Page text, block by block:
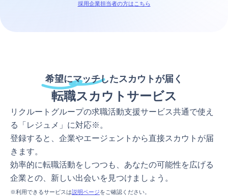
採用企業担当者の方はこちら
希望にマッチしたスカウトが届く
転職スカウトサービス
リクルートグループの求職活動支援サービス共通で使え
る「レジュメ」に対応※。
登録すると、企業やエージェントから直接スカウトが届
きます。
効率的に転職活動をしつつも、あなたの可能性を広げる
企業との、新しい出会いを見つけましょう。
※利用できるサービスは説明ページをご確認ください。